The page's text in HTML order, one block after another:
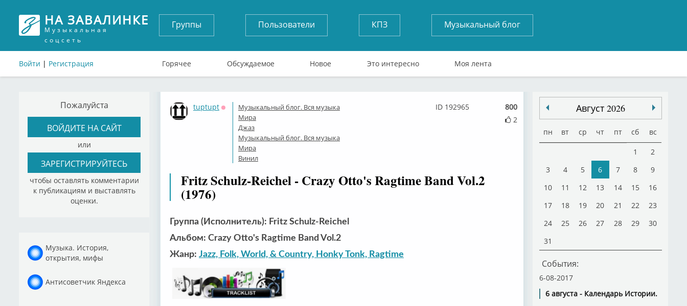
НА ЗАВАЛИНКЕ
Музыкальная
соцсеть
Войти | Регистрация
Группы Пользователи КПЗ Музыкальный блог
Горячее Обсуждаемое Новое Это интересно Моя лента
Пожалуйста
ВОЙДИТЕ НА САЙТ
или
ЗАРЕГИСТРИРУЙТЕСЬ
чтобы оставлять комментарии
к публикациям и выставлять
оценки.
Музыка. История,
открытия, мифы
Антисоветчик Яндекса
tuptupt
Оффлайн
Музыкальный блог. Вся музыка
Мира
Джаз
Музыкальный блог. Вся музыка
Мира
Винил
800
2
ID 192965
Fritz Schulz-Reichel - Crazy Otto's Ragtime Band Vol.2
(1976)
Группа (Исполнитель): Fritz Schulz-Reichel
Альбом: Crazy Otto's Ragtime Band Vol.2
Жанр: Jazz, Folk, World, & Country, Honky Tonk, Ragtime
Август 2026
пн вт ср чт пт сб вс
1
2
3
4 5 6 7 8
9
10
11 12 13 14 15
16
17
18 19 20 21 22
23
24
25 26 27 28 29
30
31
События:
6-08-2017
6 августа - Календарь Истории.